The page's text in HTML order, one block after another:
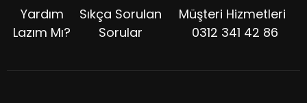
Yardım
Lazım Mı?
Sıkça Sorulan
Sorular
Müşteri Hizmetleri
0312 341 42 86